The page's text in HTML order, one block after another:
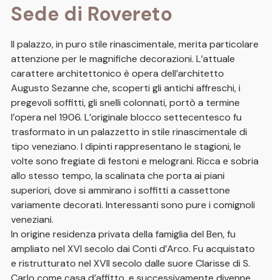
Sede di Rovereto
Il palazzo, in puro stile rinascimentale, merita particolare
attenzione per le magnifiche decorazioni. L’attuale
carattere architettonico è opera dell’architetto
Augusto Sezanne che, scoperti gli antichi affreschi, i
pregevoli soffitti, gli snelli colonnati, portò a termine
l’opera nel 1906. L’originale blocco settecentesco fu
trasformato in un palazzetto in stile rinascimentale di
tipo veneziano. I dipinti rappresentano le stagioni, le
volte sono fregiate di festoni e melograni. Ricca e sobria
allo stesso tempo, la scalinata che porta ai piani
superiori, dove si ammirano i soffitti a cassettone
variamente decorati. Interessanti sono pure i comignoli
veneziani.
In origine residenza privata della famiglia del Ben, fu
ampliato nel XVI secolo dai Conti d’Arco. Fu acquistato
e ristrutturato nel XVII secolo dalle suore Clarisse di S.